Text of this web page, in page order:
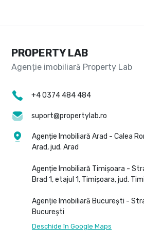
PROPERTY LAB
+4 0374 484 484
suport@propertylab.ro
Agenție Imobiliară Arad - Calea
Arad, jud. Arad
Agenție Imobiliară Timișoara -
Brad 1, etajul 1, Timișoara, jud.
Agenție Imobiliară București -
București
Deschide în Google Maps